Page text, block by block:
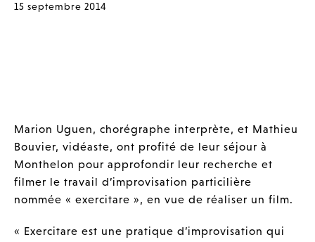
15 septembre 2014
Marion Uguen, chorégraphe interprète, et Mathieu
Bouvier, vidéaste, ont profité de leur séjour à
Monthelon pour approfondir leur recherche et
filmer le travail d’improvisation particilière
nommée « exercitare », en vue de réaliser un film.
« Exercitare est une pratique d’improvisation qui